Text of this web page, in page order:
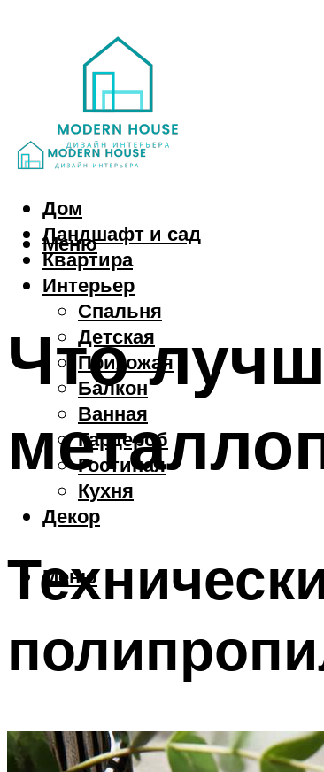
Дом
Ландшафт и сад
Квартира
Интерьер
Спальня
Детская
Прихожая
Балкон
Ванная
Гардероб
Гостиная
Кухня
Декор
Меню
Меню
Что